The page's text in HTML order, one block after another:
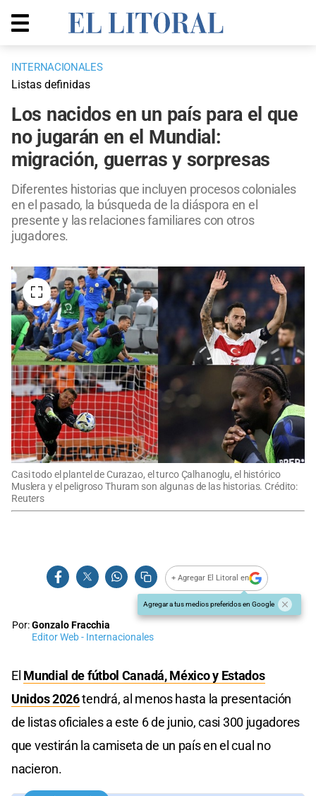
INTERNACIONALES
Listas definidas
Los nacidos en un país para el que
no jugarán en el Mundial:
migración, guerras y sorpresas
Diferentes historias que incluyen procesos coloniales
en el pasado, la búsqueda de la diáspora en el
presente y las relaciones familiares con otros
jugadores.
Casi todo el plantel de Curazao, el turco Çalhanoglu, el histórico
Muslera y el peligroso Thuram son algunas de las historias. Crédito:
Reuters
+ Agregar El Litoral en
Agregar a tus medios preferidos en Google
Por:Gonzalo Fracchia
Editor Web - Internacionales
El Mundial de fútbol Canadá, México y Estados
Unidos 2026tendrá, al menos hasta la presentación
de listas oficiales a este 6 de junio, casi 300 jugadores
que vestirán la camiseta de un país en el cual no
nacieron.